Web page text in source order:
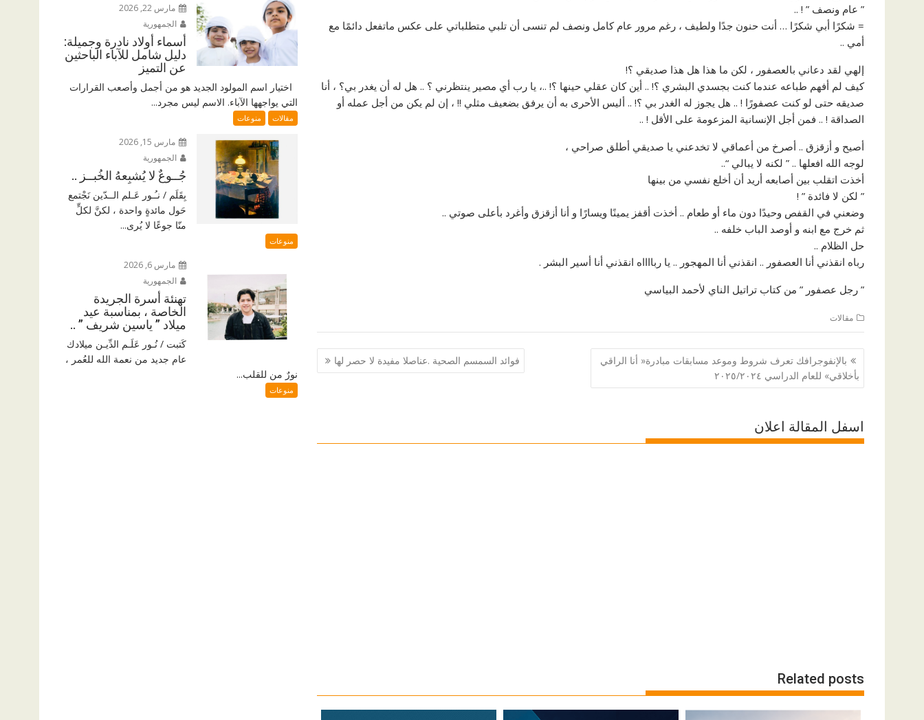
” عام ونصف ” ! ..
= شكرًا أبي شكرًا … أنت حنون جدًا ولطيف ، رغم مرور عام كامل ونصف لم تنسى أن تلبي متطلباتي على عكس ماتفعل دائمًا مع
أمي ..
إلهي لقد دعاني بالعصفور ، لكن ما هذا هل هذا صديقي ؟!
كيف لم أفهم طباعه عندما كنت بجسدي البشري ؟! .. أين كان عقلي حينها ؟! ..، يا رب أي مصير ينتظرني ؟ .. هل له أن يغدر بي؟ ، أنا
صديقه حتى لو كنت عصفورًا ! .. هل يجوز له الغدر بي ؟! .. أليس الأحرى به أن يرفق بضعيف مثلي !! ، إن لم يكن من أجل عمله أو
الصداقة ! .. فمن أجل الإنسانية المزعومة على الأقل ! ..
أصيح و أزقزق .. أصرخ من أعماقي لا تخدعني يا صديقي أطلق صراحي ،
لوجه الله افعلها .. ” لكنه لا يبالي “..
أخذت اتقلب بين أصابعه أريد أن أخلع نفسي من بينها
” لكن لا فائدة ” !
‏وضعني في القفص وحيدًا دون ماء أو طعام .. أخذت أقفز يمينًا ويسارًا و أنا أزقزق وأغرد بأعلى صوتي ..
‏ثم خرج مع ابنه و أوصد الباب خلفه ..
حل الظلام ..
رباه انقذني أنا العصفور .. انقذني أنا المهجور .. يا ربااااه انقذني أنا أسير البشر .
” رجل عصفور ” من كتاب تراتيل الناي لأحمد البياسي
مقالات
تصفّح
المقالات
بالإنفوجرافك تعرف شروط وموعد مسابقات مبادرة« أنا الراقي
بأخلاقي» للعام الدراسي ٢٠٢٥/٢٠٢٤
فوائد السمسم الصحية .عناصلا مفيدة لا حصر لها
اسفل المقالة اعلان
Related posts
مارس 22, 2026
الجمهورية
أسماء أولاد نادرة وجميلة:
دليل شامل للآباء الباحثين
عن التميز
اختيار اسم المولود الجديد هو من أجمل وأصعب القرارات
التي يواجهها الآباء. الاسم ليس مجرد...
مقالات منوعات
مارس 15, 2026
الجمهورية
جُــوعٌ لا يُشبِعهُ الخُبــز ..
بِقَلَم / نـُـور عَـلم الــدّين نَجْتمع
حَول مائدةٍ واحدة ، لكنَّ لكلٍّ
منّا جوعًا لا يُرى...
منوعات
مارس 6, 2026
الجمهورية
تهنئة أسرة الجريدة
الخاصة ، بمناسبة عيد
ميلاد ” ياسين شريف ” ..
كَتبت / نُـور عَلَـم الدِّيـن ميلادك
عام جديد من نعمة الله للعُمر ،
نورٌ من للقلب...
منوعات